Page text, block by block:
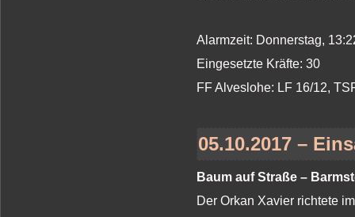
Alarmzeit: Donnerstag,
Eingesetzte Kräfte: 30
FF Alveslohe: LF 16/12,
05.10.2017 –
Baum auf Straße –
Der Orkan Xavier richtete